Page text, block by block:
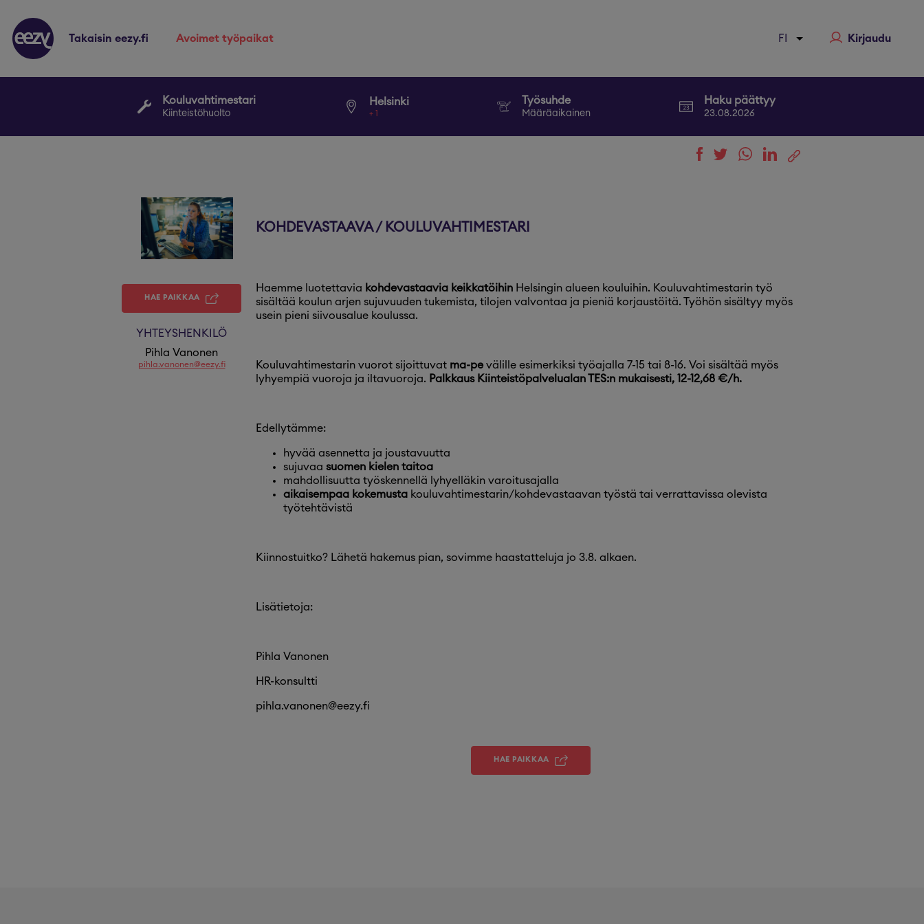
takaisin eezy.fi avoimet työpaikat Kirjaudu
Kouluvahtimestari
Kiinteistöhuolto
Helsinki
+ 1
Työsuhde
Määräaikainen
Haku päättyy
23.08.2026
KOHDEVASTAAVA / KOULUVAHTIMESTARI
HAE PAIKKAA
YHTEYSHENKILÖ
Pihla Vanonen
pihla.vanonen@eezy.fi
Haemme luotettavia kohdevastaavia keikkatöihin Helsingin alueen kouluihin. Kouluvahtimestarin työ
sisältää koulun arjen sujuvuuden tukemista, tilojen valvontaa ja pieniä korjaustöitä. Työhön sisältyy myös
usein pieni siivousalue koulussa.
Kouluvahtimestarin vuorot sijoittuvat ma-pe välille esimerkiksi työajalla 7-15 tai 8-16. Voi sisältää myös
lyhyempiä vuoroja ja iltavuoroja. Palkkaus Kiinteistöpalvelualan TES:n mukaisesti, 12-12,68 €/h.
Edellytämme:
hyvää asennetta ja joustavuutta
sujuvaa suomen kielen taitoa
mahdollisuutta työskennellä lyhyelläkin varoitusajalla
aikaisempaa kokemusta kouluvahtimestarin/kohdevastaavan työstä tai verrattavissa olevista
työtehtävistä
Kiinnostuitko? Lähetä hakemus pian, sovimme haastatteluja jo 3.8. alkaen.
Lisätietoja:
Pihla Vanonen
HR-konsultti
pihla.vanonen@eezy.fi
HAE PAIKKAA